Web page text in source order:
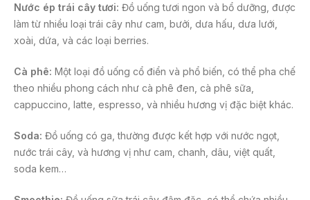
Nước ép trái cây tươi: Đồ uống tươi ngon và bổ dưỡng, được
làm từ nhiều loại trái cây như cam, bưởi, dưa hấu, dưa lưới,
xoài, dứa, và các loại berries.
Cà phê: Một loại đồ uống cổ điển và phổ biến, có thể pha chế
theo nhiều phong cách như cà phê đen, cà phê sữa,
cappuccino, latte, espresso, và nhiều hương vị đặc biệt khác.
Soda: Đồ uống có ga, thường được kết hợp với nước ngọt,
nước trái cây, và hương vị như cam, chanh, dâu, việt quất,
soda kem…